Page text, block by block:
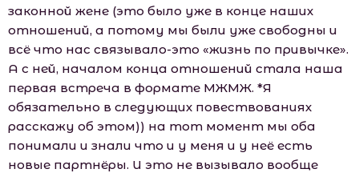
законной жене (это было уже в конце наших
отношений, а потому мы были уже свободны и
всё что нас связывало-это «жизнь по привычке».
А с ней, началом конца отношений стала наша
первая встреча в формате МЖМЖ. *Я
обязательно в следующих повествованиях
расскажу об этом)) на тот момент мы оба
понимали и знали что и у меня и у неё есть
новые партнёры. И это не вызывало вообще